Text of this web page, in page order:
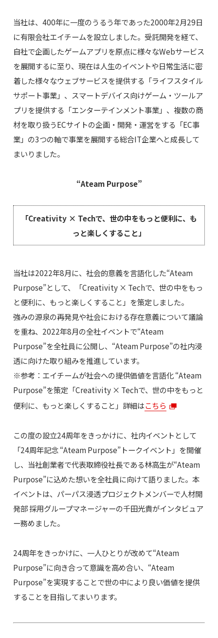
当社は、400年に一度のうるう年であった2000年2月29日
に有限会社エイチームを設立しました。受託開発を経て、
自社で企画したゲームアプリを原点に様々なWebサービス
を展開するに至り、現在は人生のイベントや日常生活に密
着した様々なウェブサービスを提供する「ライフスタイル
サポート事業」、スマートデバイス向けゲーム・ツールア
プリを提供する「エンターテインメント事業」、複数の商
材を取り扱うECサイトの企画・開発・運営をする「EC事
業」の3つの軸で事業を展開する総合IT企業へと成長して
まいりました。
“Ateam Purpose”
「Creativity × Techで、世の中をもっと便利に、も
っと楽しくすること」
当社は2022年8月に、社会的意義を言語化した“Ateam
Purpose”として、「Creativity × Techで、世の中をもっ
と便利に、もっと楽しくすること」を策定しました。
強みの源泉の再発見や社会における存在意義について議論
を重ね、2022年8月の全社イベントで“Ateam
Purpose”を全社員に公開し、“Ateam Purpose”の社内浸
透に向けた取り組みを推進しています。
※参考：エイチームが社会への提供価値を言語化 “Ateam
Purpose”を策定「Creativity × Techで、世の中をもっと
便利に、もっと楽しくすること」詳細はこちら
この度の設立24周年をきっかけに、社内イベントとして
「24周年記念 “Ateam Purpose”トークイベント」を開催
し、当社創業者で代表取締役社長である林高生が“Ateam
Purpose”に込めた想いを全社員に向けて語りました。本
イベントは、パーパス浸透プロジェクトメンバーで人材開
発部 採用グループマネージャーの千田光貴がインタビュア
ー務めました。
24周年をきっかけに、一人ひとりが改めて“Ateam
Purpose”に向き合って意識を高め合い、“Ateam
Purpose”を実現することで世の中により良い価値を提供
することを目指してまいります。